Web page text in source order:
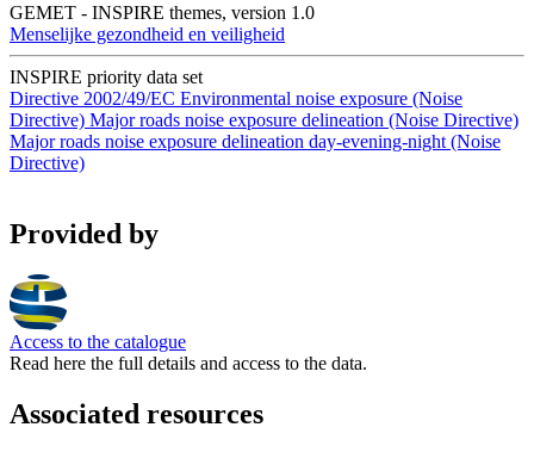
GEMET - INSPIRE themes, version 1.0
Menselijke gezondheid en veiligheid
INSPIRE priority data set
Directive 2002/49/EC Environmental noise exposure (Noise
Directive) Major roads noise exposure delineation (Noise Directive)
Major roads noise exposure delineation day-evening-night (Noise
Directive)
Provided by
Access to the catalogue
Read here the full details and access to the data.
Associated resources